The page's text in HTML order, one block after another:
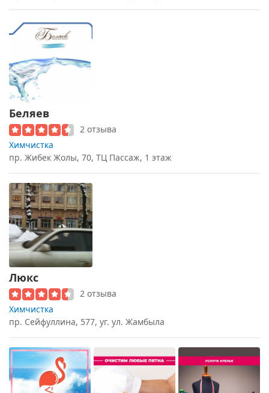
Беляев
2 отзыва
Химчистка
пр. Жибек Жолы, 70, ТЦ Пассаж, 1 этаж
Люкс
2 отзыва
Химчистка
пр. Сейфуллина, 577, уг. ул. Жамбыла